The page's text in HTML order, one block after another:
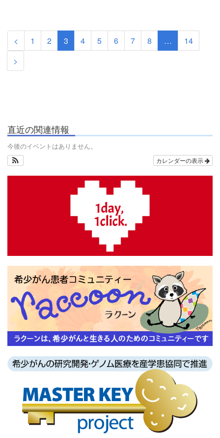
< 1 2 3 4 5 6 7 8 …
14
>
直近の関連情報
今後のイベントはありません。
カレンダーの表示